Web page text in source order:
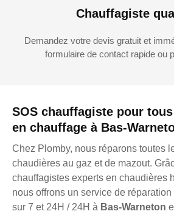
SOS chauffagiste pour
en chauffage à Bas-
Chez Plomby, nous réparons toutes
chaudières au gaz et de mazout.
chauffagistes experts en chaudières
nous offrons un service de réparation
sur 7 et 24H / 24H à Bas-Warneton
Chauffagiste
Demandez votre devis gratuit et
formulaire de contact rapide ou